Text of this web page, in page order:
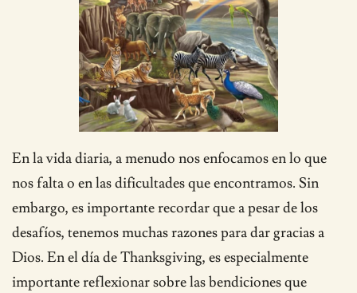
En la vida diaria, a menudo nos enfocamos en lo que
nos falta o en las dificultades que encontramos. Sin
embargo, es importante recordar que a pesar de los
desafíos, tenemos muchas razones para dar gracias a
Dios. En el día de Thanksgiving, es especialmente
importante reflexionar sobre las bendiciones que